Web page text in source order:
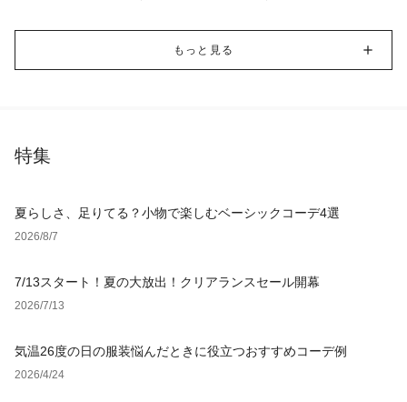
もっと見る
特集
夏らしさ、足りてる？小物で楽しむベーシックコーデ4選
2026/8/7
7/13スタート！夏の大放出！クリアランスセール開幕
2026/7/13
気温26度の日の服装悩んだときに役立つおすすめコーデ例
2026/4/24